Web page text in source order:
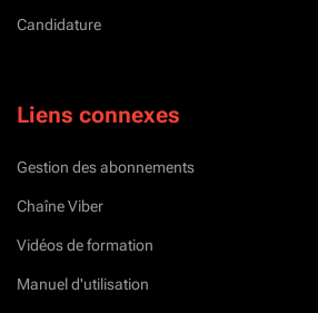
Candidature
Liens connexes
Gestion des abonnements
Chaîne Viber
Vidéos de formation
Manuel d'utilisation